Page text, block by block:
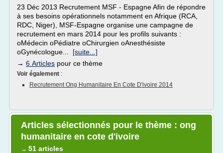
23 Déc 2013 Recrutement MSF - Espagne Afin de répondre
à ses besoins opérationnels notamment en Afrique (RCA,
RDC, Niger), MSF-Espagne organise une campagne de
recrutement en mars 2014 pour les profils suivants :
oMédecin oPédiatre oChirurgien oAnesthésiste
oGynécologue... [suite...]
→ 6 Articles pour ce thème
Voir également :
Recrutement Ong Humanitaire En Cote D'ivoire 2014
Articles sélectionnés pour le thème : ong
humanitaire en cote d'ivoire
→ 51 articles